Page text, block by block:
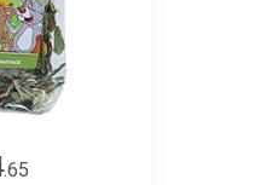
.65